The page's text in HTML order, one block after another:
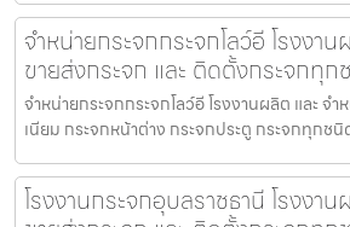
จำหน่ายกระจกกระจกโลว์อี โรงงา
ขายส่งกระจก และ ติดตั้งกระจกทุ
จำหน่ายกระจกกระจกโลว์อี โรงงานผลิต และ จ
เนียม กระจกหน้าต่าง กระจกประตู กระจกทุกชนิ
โรงงานกระจกอุบลราชธานี โรงงา